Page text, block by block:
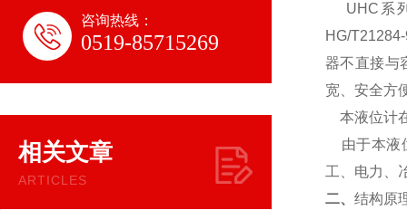
咨询热线：
0519-85715269
相关文章
ARTICLES
UHC系列
HG/
器不直接与
宽、安全方
本液位计
由于本液
工、电力、
二、 结构原